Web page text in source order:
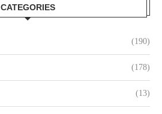
CATEGORIES
(190)
(178)
(13)